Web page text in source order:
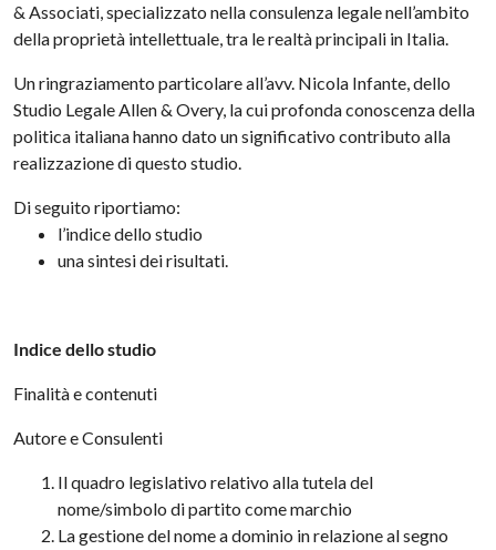
& Associati, specializzato nella consulenza legale nell’ambito
della proprietà intellettuale, tra le realtà principali in Italia.
Un ringraziamento particolare all’avv. Nicola Infante, dello
Studio Legale Allen & Overy, la cui profonda conoscenza della
politica italiana hanno dato un significativo contributo alla
realizzazione di questo studio.
Di seguito riportiamo:
l’indice dello studio
una sintesi dei risultati.
Indice dello studio
Finalità e contenuti
Autore e Consulenti
Il quadro legislativo relativo alla tutela del
nome/simbolo di partito come marchio
La gestione del nome a dominio in relazione al segno